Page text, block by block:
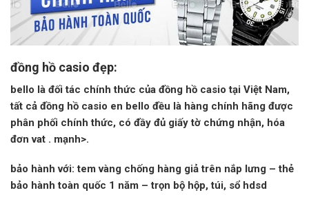
đồng hồ casio đẹp:
bello là đối tác chính thức của đồng hồ casiotại Việt Nam,
tất cả đồng hồ casio en bello đều là hàng chính hãng được
phân phối chính thức, có đầy đủ giấy tờ chứng nhận, hóa
đơnvat . mạnh>.
bảo hànhvới: tem vàng chống hàng giả trên nắp lưng – thẻ
bảo hành toàn quốc 1 năm – trọn bộ hộp, túi, sổ hdsd